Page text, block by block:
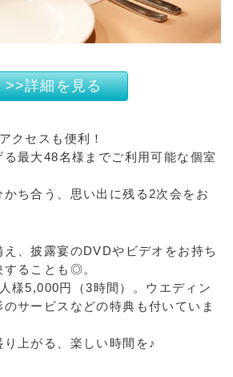
詳細を見る
クセスも便利！
最大48名様までご利用可能な個室
ち合う、思い出に残る2次会をお
、披露宴のDVDやビデオをお持ち
することも◎。
様5,000円（3時間）。ウエディン
サービスなどの特典も付いていま
上がる、楽しい時間を♪